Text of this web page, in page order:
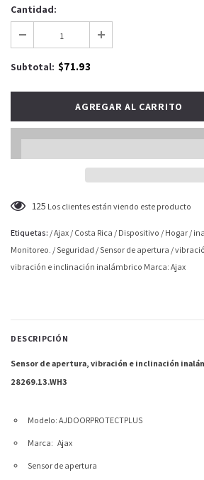
Cantidad:
Subtotal: $71.93
125 Los clientes están viendo este producto
Etiquetas: /Ajax / Costa Rica / Dispositivo / Hogar /
Monitoreo. / Seguridad / Sensor de apertura /
vibración e inclinación inalámbrico Marca: Ajax
DESCRIPCIÓN
Sensor de apertura, vibración e inclinación
28269.13.WH3
Modelo: AJDOORPROTECTPLUS
Marca: Ajax
Sensor de apertura